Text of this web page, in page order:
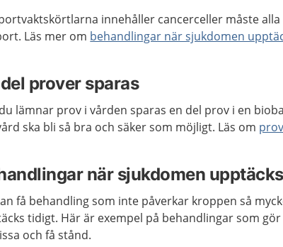
innehåller cancerceller måste
Läs mer om behandlingar när sjukdomen
prover sparas
lämnar prov i vården sparas en del prov i en
ska bli så bra och säker som möjligt. Läs om
när sjukdomen
få behandling som inte påverkar kroppen så
tidigt. Här är exempel på behandlingar som
och få stånd.